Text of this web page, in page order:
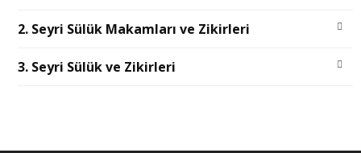
2. Seyri Sülük Makamları ve Zikirleri
3. Seyri Sülük ve Zikirleri